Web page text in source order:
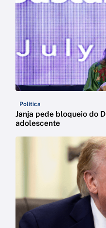
Política
Janja pede bloqueio do
adolescente